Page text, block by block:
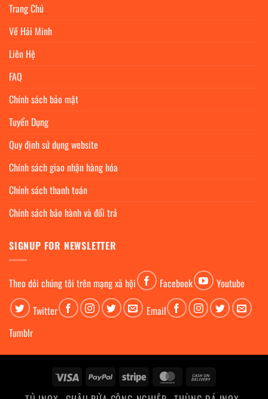
Trang Chủ
Về Hải Minh
Liên Hệ
FAQ
Chính sách bảo mật
Tuyển Dụng
Quy định sử dụng website
Chính sách giao nhận hàng hóa
Chính sách thanh toán
Chính sách bảo hành và đổi trả
SIGNUP FOR NEWSLETTER
Theo dỏi chúng tôi trên mạng xã hội Facebook
Youtube
Twitter
Email
Tumblr
Visa PayPal Stripe MasterCard